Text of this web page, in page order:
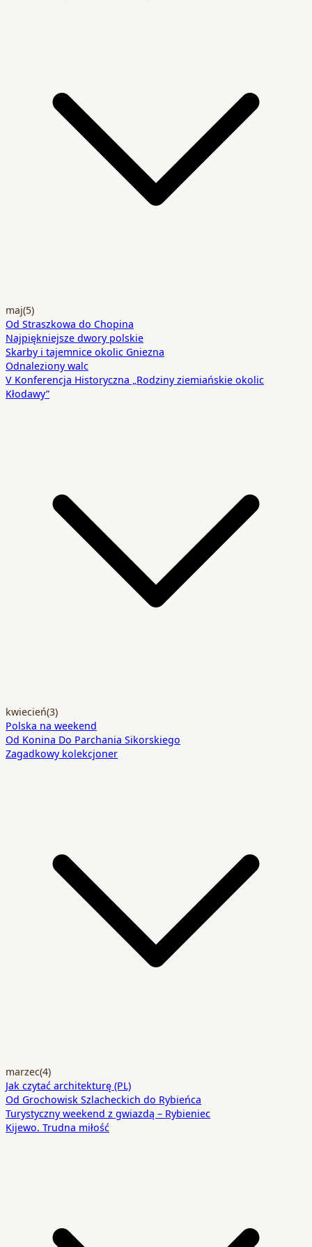
maj(5)
Od Straszkowa do Chopina
Najpiękniejsze dwory polskie
Skarby i tajemnice okolic Gniezna
Odnaleziony walc
V Konferencja Historyczna „Rodziny ziemiańskie okolic
Kłodawy”
kwiecień(3)
Polska na weekend
Od Konina Do Parchania Sikorskiego
Zagadkowy kolekcjoner
marzec(4)
Jak czytać architekturę (PL)
Od Grochowisk Szlacheckich do Rybieńca
Turystyczny weekend z gwiazdą – Rybieniec
Kijewo. Trudna miłość